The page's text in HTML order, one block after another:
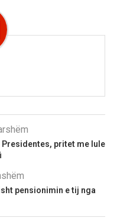
pritet me lule
pensionimin e tij nga